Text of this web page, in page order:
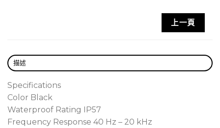
High-fidelity audio with wide frequency range,
high dynamics, and fast transient response for
Detachable capsule mounts on either side and
allows full adjustment of length, direction, and
angle.
Sweat-repelling ring and replaceable foam
windscreen reduce breath and wind noise,
ensuring clear audio.
上一頁
描述
Specifications
Color Black
Waterproof Rating IP57
Frequency Response 40 Hz – 20 kHz